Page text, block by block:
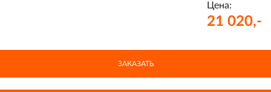
Цена:
21 020,-
ЗАКАЗАТЬ